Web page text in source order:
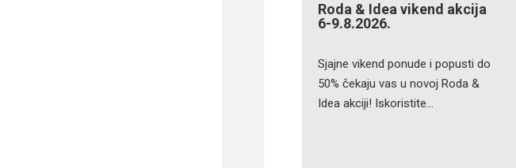
Roda & Idea vikend akcija
6-9.8.2026.
Sjajne vikend ponude i popusti do
50% čekaju vas u novoj Roda &
Idea akciji! Iskoristite…